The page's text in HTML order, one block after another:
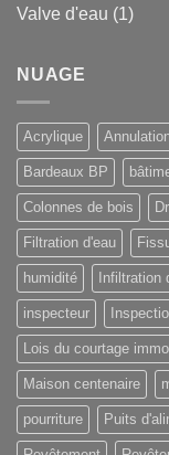
Valve d'eau (1)
NUAGE
Acrylique
Bardeaux BP
Colonnes de bois
Filtration d'eau
humidité Infiltration
inspecteur
Lois du courtage
Maison centenaire
pourriture Puits